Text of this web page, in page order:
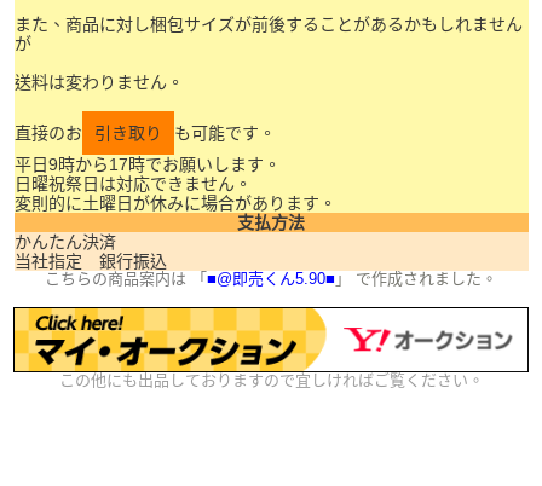
また、商品に対し梱包サイズが前後することがあるかもしれません
が
送料は変わりません。
直接のお 引き取り
も可能です。
平日9時から17時でお願いします。
日曜祝祭日は対応できません。
変則的に土曜日が休みに場合があります。
支払方法
かんたん決済
当社指定 銀行振込
こちらの商品案内は 「■@即売くん5.90■ 」 で作成されました。
この他にも出品しておりますので宜しければご覧ください。